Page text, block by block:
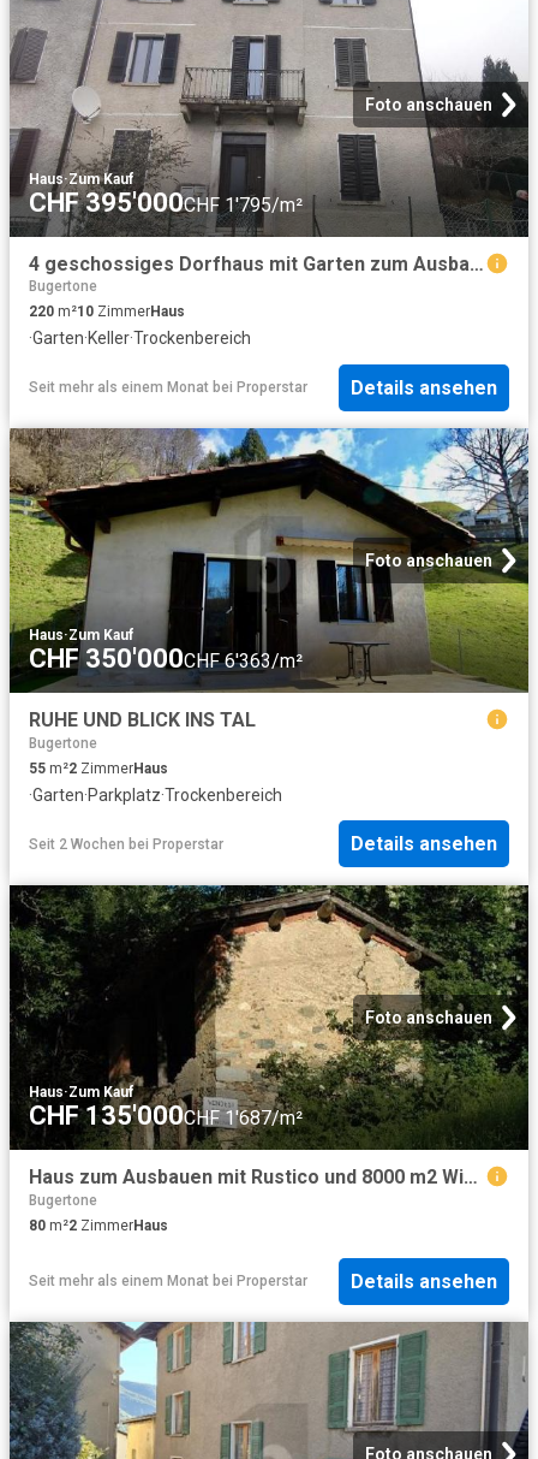
Foto anschauen
Haus·Zum Kauf
CHF 395'000CHF 1'795/m²
4 geschossiges Dorfhaus mit Garten zum Ausbauen / 4 geschossiges Dorfhaus mit Garten zum Ausbauen
Bugertone
220 m²10 ZimmerHaus
·Garten·Keller·Trockenbereich
Seit mehr als einem Monat bei Properstar Details ansehen
Foto anschauen
Haus·Zum Kauf
CHF 350'000CHF 6'363/m²
RUHE UND BLICK INS TAL
Bugertone
55 m²2 ZimmerHaus
·Garten·Parkplatz·Trockenbereich
Seit 2 Wochen bei Properstar Details ansehen
Foto anschauen
Haus·Zum Kauf
CHF 135'000CHF 1'687/m²
Haus zum Ausbauen mit Rustico und 8000 m2 Wiese und Wald
Bugertone
80 m²2 ZimmerHaus
Seit mehr als einem Monat bei Properstar Details ansehen
Foto anschauen